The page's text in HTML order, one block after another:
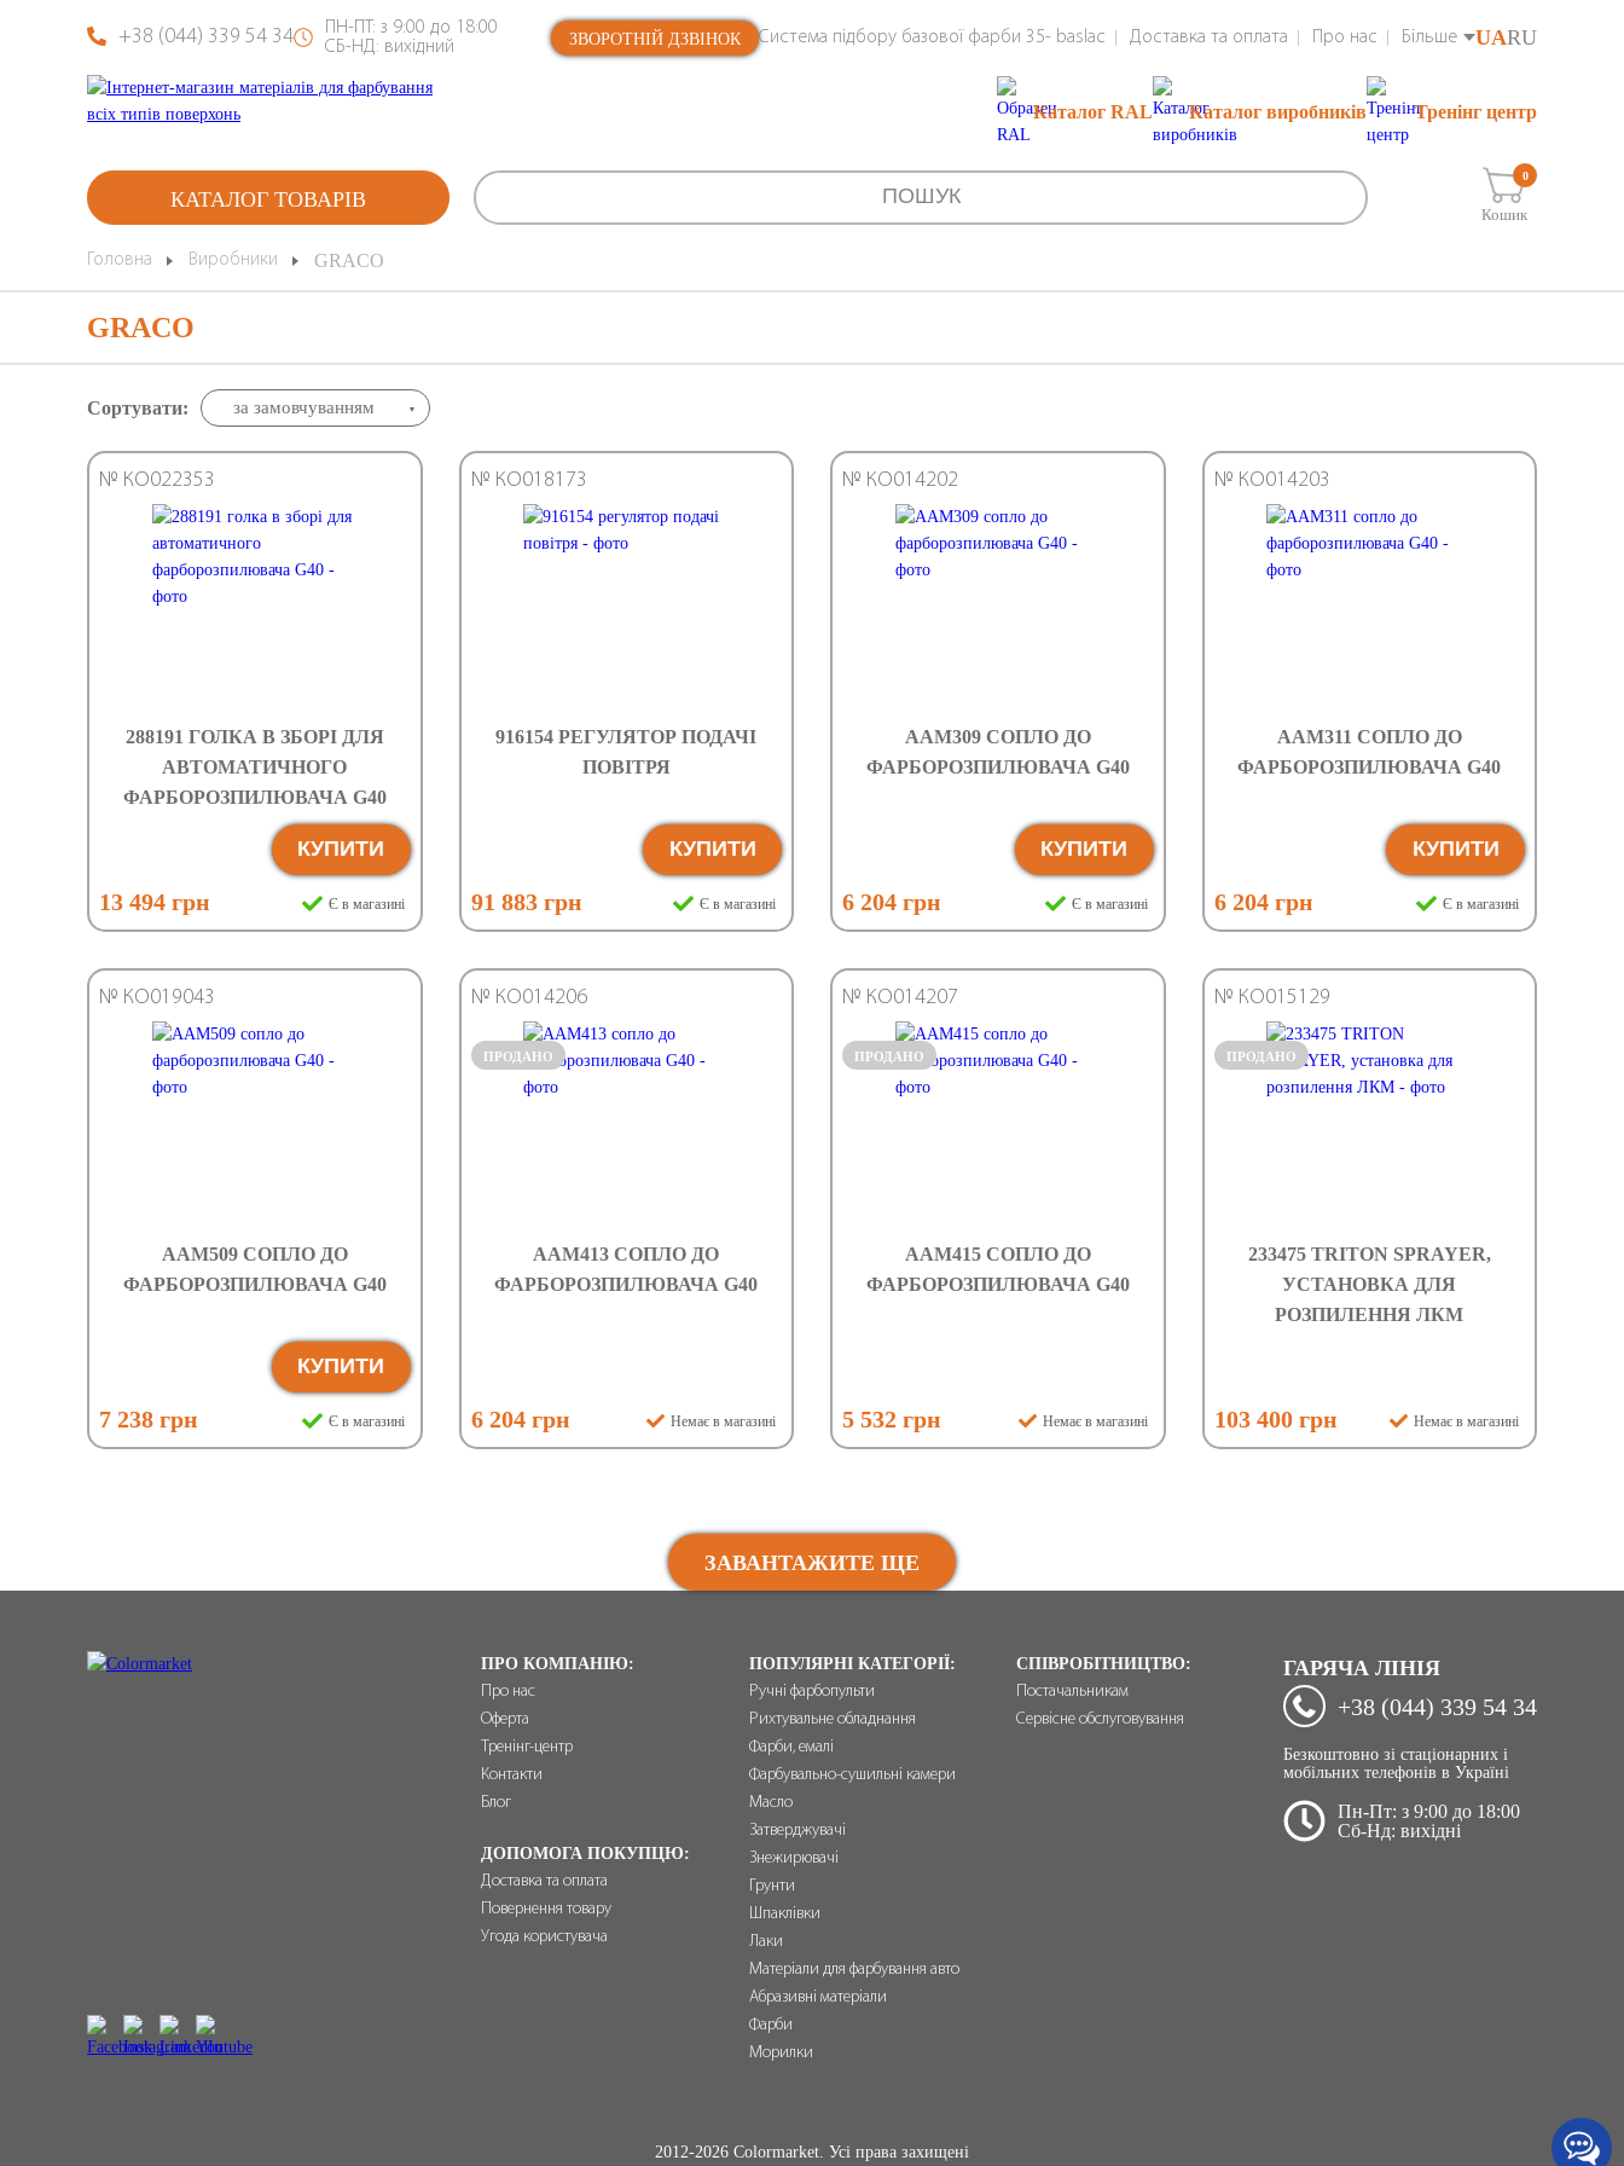
+38 (044) 339 54 34
ПН-ПТ: з 9:00 до 18:00
СБ-НД: вихідний
ЗВОРОТНІЙ ДЗВІНОК Система підбору базової фарби 35- baslac Доставка та оплата Про нас Більше UARU
Каталог RAL Каталог виробників Тренінг центр
КАТАЛОГ ТОВАРІВ
Кошик
0
Головна Виробники GRACO
GRACO
Сортувати: за замовчуванням
№ КО022353
288191 ГОЛКА В ЗБОРІ ДЛЯ
АВТОМАТИЧНОГО
ФАРБОРОЗПИЛЮВАЧА G40
13 494 грн
КУПИТИ
Є в магазині
№ КО018173
916154 РЕГУЛЯТОР ПОДАЧІ
ПОВІТРЯ
91 883 грн
КУПИТИ
Є в магазині
№ КО014202
AAM309 СОПЛО ДО
ФАРБОРОЗПИЛЮВАЧА G40
6 204 грн
КУПИТИ
Є в магазині
№ КО014203
AAM311 СОПЛО ДО
ФАРБОРОЗПИЛЮВАЧА G40
6 204 грн
КУПИТИ
Є в магазині
№ КО019043
AAM509 СОПЛО ДО
ФАРБОРОЗПИЛЮВАЧА G40
7 238 грн
КУПИТИ
Є в магазині
ПРОДАНО
№ КО014206
AAM413 СОПЛО ДО
ФАРБОРОЗПИЛЮВАЧА G40
6 204 грн Немає в магазині
ПРОДАНО
№ КО014207
AAM415 СОПЛО ДО
ФАРБОРОЗПИЛЮВАЧА G40
5 532 грн Немає в магазині
ПРОДАНО
№ КО015129
233475 TRITON SPRAYER,
УСТАНОВКА ДЛЯ
РОЗПИЛЕННЯ ЛКМ
103 400 грн Немає в магазині
ЗАВАНТАЖИТЕ ЩЕ
ПРО КОМПАНІЮ:
Про нас
Оферта
Тренінг-центр
Контакти
Блог
ДОПОМОГА ПОКУПЦЮ:
Доставка та оплата
Повернення товару
Угода користувача
ПОПУЛЯРНІ КАТЕГОРІЇ:
Ручні фарбопульти
Рихтувальне обладнання
Фарби, емалі
Фарбувально-сушильні камери
Масло
Затверджувачі
Знежирювачі
Грунти
Шпаклівки
Лаки
Матеріали для фарбування авто
Абразивні матеріали
Фарби
Морилки
СПІВРОБІТНИЦТВО:
Постачальникам
Сервісне обслуговування
ГАРЯЧА ЛІНІЯ
+38 (044) 339 54 34
Безкоштовно зі стаціонарних і
мобільних телефонів в Україні
Пн-Пт: з 9:00 до 18:00
Сб-Нд: вихідні
2012-2026 Colormarket. Усі права захищені